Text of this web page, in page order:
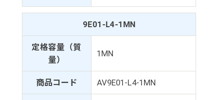
9E01-L4-1MN
定格容量（質
量）
1MN
商品コード AV9E01-L4-1MN